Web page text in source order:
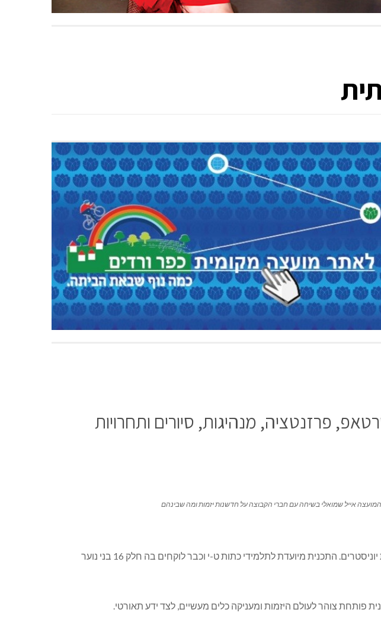
אייל שמואלי בשיחה עם חברי הקבוצה על חדשנות יזמות ומה שבינהם
לאחרונה החלה לפעול בחממה ליזמות קהילתית כפר ורדים תכנית שנתית ליזמות בשיתוף עמותת יוניסטרים. התכנית מיועדת לתלמידי כתות ט-י וכבר לוקחים בה חלק 16 בני נוער
צוהר לעולם היזמות ומעניקה כלים מעשיים, לצד ידע תאורטי.